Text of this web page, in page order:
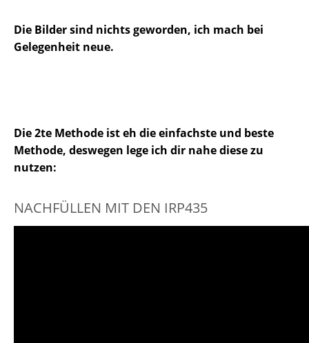
Die Bilder sind nichts geworden, ich mach bei
Gelegenheit neue.
Die 2te Methode ist eh die einfachste und beste
Methode, deswegen lege ich dir nahe diese zu
nutzen:
NACHFÜLLEN MIT DEN IRP435